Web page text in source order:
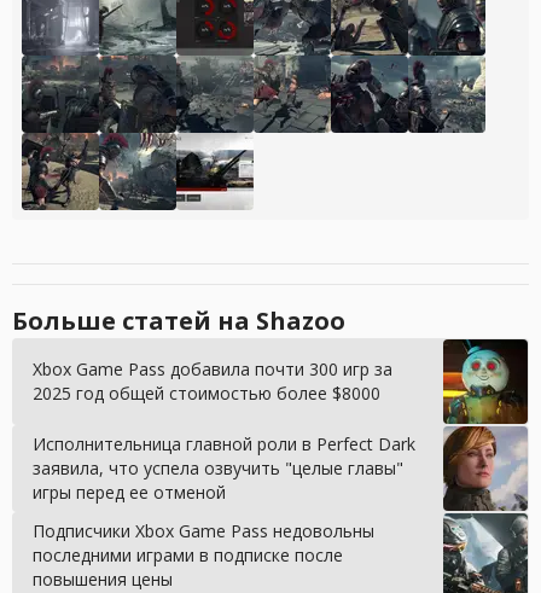
Больше статей на Shazoo
Xbox Game Pass добавила почти 300 игр за
2025 год общей стоимостью более $8000
Исполнительница главной роли в Perfect Dark
заявила, что успела озвучить "целые главы"
игры перед ее отменой
Подписчики Xbox Game Pass недовольны
последними играми в подписке после
повышения цены